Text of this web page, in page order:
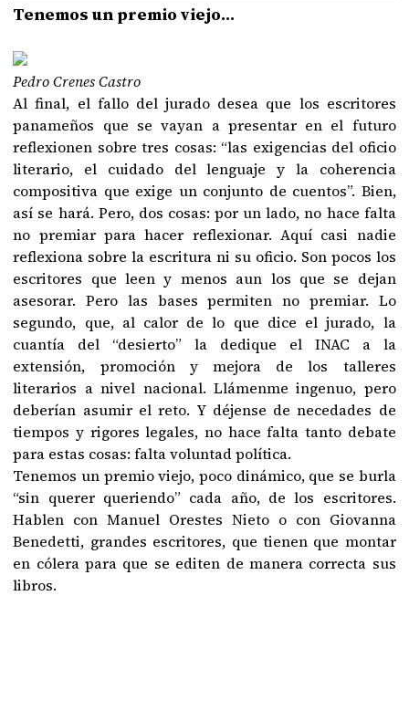
Tenemos un premio viejo...
Pedro Crenes Castro
Al final, el fallo del jurado desea que los escritores
panameños que se vayan a presentar en el futuro
reflexionen sobre tres cosas: “las exigencias del oficio
literario, el cuidado del lenguaje y la coherencia
compositiva que exige un conjunto de cuentos”. Bien,
así se hará. Pero, dos cosas: por un lado, no hace falta
no premiar para hacer reflexionar. Aquí casi nadie
reflexiona sobre la escritura ni su oficio. Son pocos los
escritores que leen y menos aun los que se dejan
asesorar. Pero las bases permiten no premiar. Lo
segundo, que, al calor de lo que dice el jurado, la
cuantía del “desierto” la dedique el INAC a la
extensión, promoción y mejora de los talleres
literarios a nivel nacional. Llámenme ingenuo, pero
deberían asumir el reto. Y déjense de necedades de
tiempos y rigores legales, no hace falta tanto debate
para estas cosas: falta voluntad política.
Tenemos un premio viejo, poco dinámico, que se burla
“sin querer queriendo” cada año, de los escritores.
Hablen con Manuel Orestes Nieto o con Giovanna
Benedetti, grandes escritores, que tienen que montar
en cólera para que se editen de manera correcta sus
libros.